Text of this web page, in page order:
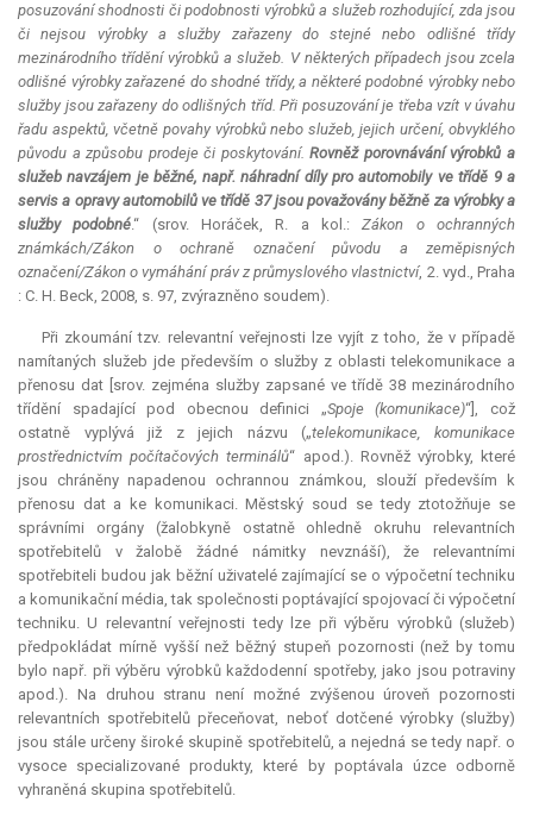
posuzování shodnosti či podobnosti výrobků a služeb rozhodující, zda jsou
či nejsou výrobky a služby zařazeny do stejné nebo odlišné třídy
mezinárodního třídění výrobků a služeb. V některých případech jsou zcela
odlišné výrobky zařazené do shodné třídy, a některé podobné výrobky nebo
služby jsou zařazeny do odlišných tříd. Při posuzování je třeba vzít v úvahu
řadu aspektů, včetně povahy výrobků nebo služeb, jejich určení, obvyklého
původu a způsobu prodeje či poskytování.Rovněž porovnávání výrobků a
služeb navzájem je běžné, např. náhradní díly pro automobily ve třídě 9 a
servis a opravy automobilů ve třídě 37 jsou považovány běžně za výrobky a
služby podobné.“ (srov. Horáček, R. a kol.:Zákon o ochranných
známkách/Zákon o ochraně označení původu a zeměpisných
označení/Zákon o vymáhání práv z průmyslového vlastnictví, 2. vyd., Praha
: C. H. Beck, 2008, s. 97, zvýrazněno soudem).
Při zkoumání tzv. relevantníveřejnosti lze vyjít z toho, že v případě
namítaných služeb jde především o služby z oblasti telekomunikace a
přenosu dat [srov. zejména služby zapsané ve třídě 38 mezinárodního
třídění spadající pod obecnou definici „Spoje (komunikace)“], což
ostatně vyplývá již z jejich názvu („telekomunikace, komunikace
prostřednictvím počítačových terminálů“ apod.). Rovněž výrobky, které
jsou chráněny napadenou ochrannou známkou, slouží především k
přenosu dat a ke komunikaci. Městský soud se tedy ztotožňuje se
správními orgány (žalobkyně ostatně ohledně okruhu relevantních
spotřebitelů v žalobě žádné námitky nevznáší), že relevantními
spotřebiteli budou jak běžní uživatelé zajímající se o výpočetní techniku
a komunikační média, tak společnosti poptávající spojovací či výpočetní
techniku. U relevantníveřejnosti tedy lze při výběru výrobků (služeb)
předpokládat mírně vyšší než běžný stupeň pozornosti (než by tomu
bylo např. při výběru výrobků každodenní spotřeby, jako jsou potraviny
apod.). Na druhou stranu není možné zvýšenou úroveň pozornosti
relevantních spotřebitelů přeceňovat, neboť dotčené výrobky (služby)
jsou stále určeny široké skupině spotřebitelů, a nejedná se tedy např. o
vysoce specializované produkty, které by poptávala úzce odborně
vyhraněná skupina spotřebitelů.